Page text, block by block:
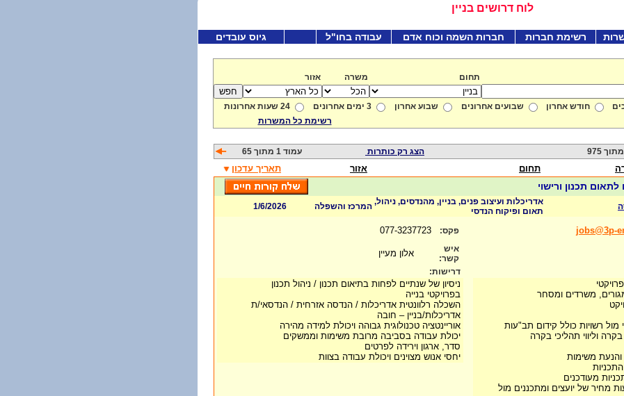
לוח דרושים בניין
רשימת חברות חברות השמה וכוח אדם עבודה בחו"ל גיוס עובדים
תחום משרה אזור
חודש אחרון שבועים אחרונים שבוע אחרון 3 ימים אחרונים
24 שעות אחרונות
רשימת כל המשרות
הצג רק כותרות עמוד 1 מתוך 65
תחום אזור תאריך עדכון
תכנון ורישוי
אדריכלות ועיצוב פנים, בניין, מהנדסים, ניהול,
תאום ופיקוח הנדסי
המרכז והשפלה
1/6/2026
jobs@3p- פקס:
איש
קשר:
אלון מעיין
משרדים ומסחר
מול רשויות כולל קידום תב"עות
וליווי תהליכי בקרה
משימות
מעודכנים
מחיר של יועצים ומתכננים מול
דרישות:
ניסיון של שנתיים לפחות בתיאום תכנון / ניהול תכנון
בפרויקטי בנייה
השכלה רלוונטית אדריכלות / הנדסה אזרחית / הנדסאי/ת
אדריכלות/בניין – חובה
אוריינטציה טכנולוגית גבוהה ויכולת למידה מהירה
יכולת עבודה בסביבה מרובת משימות וממשקים
סדר, ארגון וירידה לפרטים
יחסי אנוש מצוינים ויכולת עבודה בצוות